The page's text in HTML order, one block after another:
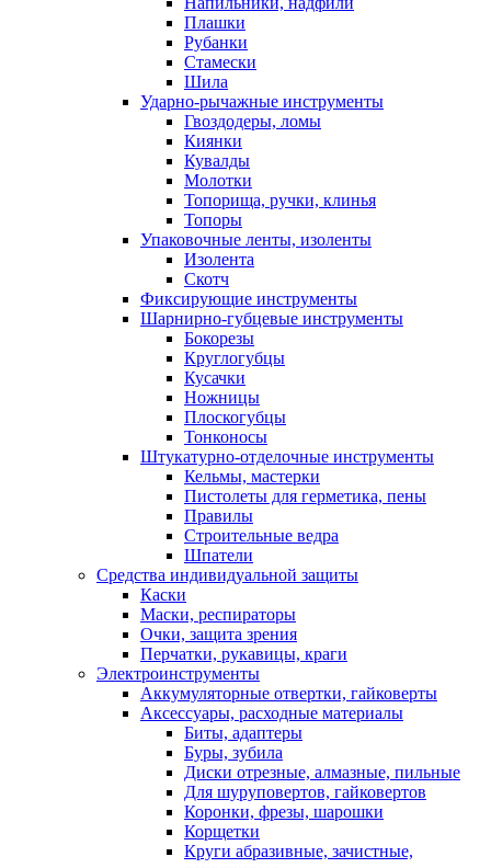
Плашки
Рубанки
Стамески
Шила
Ударно-рычажные инструменты
Гвоздодеры, ломы
Киянки
Кувалды
Молотки
Топорища, ручки, клинья
Топоры
Упаковочные ленты, изоленты
Изолента
Скотч
Фиксирующие инструменты
Шарнирно-губцевые инструменты
Бокорезы
Круглогубцы
Кусачки
Ножницы
Плоскогубцы
Тонконосы
Штукатурно-отделочные инструменты
Кельмы, мастерки
Пистолеты для герметика, пены
Правилы
Строительные ведра
Шпатели
Средства индивидуальной защиты
Каски
Маски, респираторы
Очки, защита зрения
Перчатки, рукавицы, краги
Электроинструменты
Аккумуляторные отвертки, гайковерты
Аксессуары, расходные материалы
Биты, адаптеры
Буры, зубила
Диски отрезные, алмазные, пильные
Для шуруповертов, гайковертов
Коронки, фрезы, шарошки
Корщетки
Круги абразивные, зачистные,